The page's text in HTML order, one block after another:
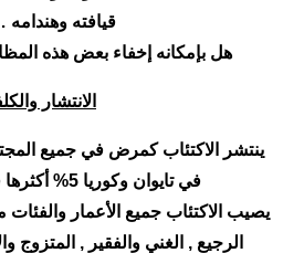
قيافته
هل بإمكانه إخفاء بعض هذه
الانتشار
ينتشر الاكتئاب كمرض في جميع
في تايوان وكوريا 5% أكثرها في منطقتنا 19% .
يصيب الاكتئاب جميع الأعمار
الرجيع , الغني والفقير ,